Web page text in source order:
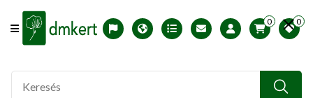
Offcanvas Menu Open
English version
Télállósági zónák
Nyomtatható ABC árjegyzék
Profilom
0 0